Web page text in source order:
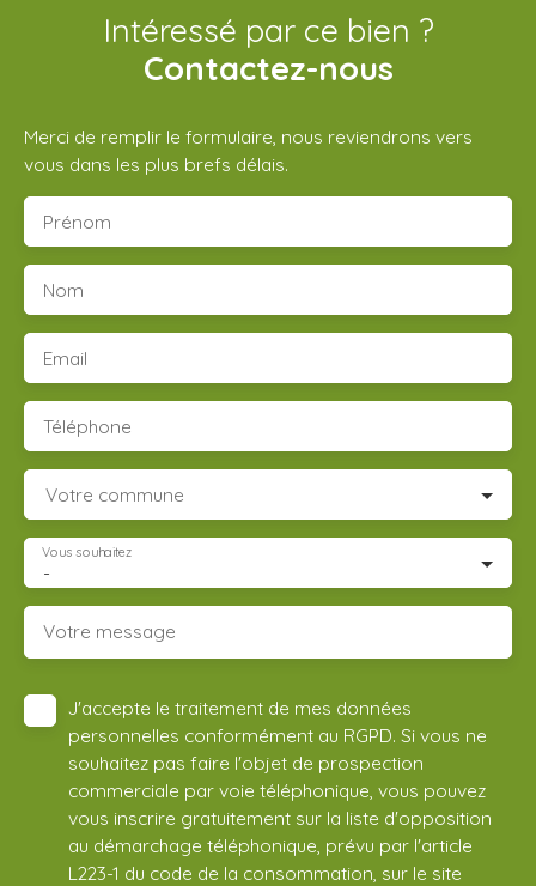
Intéressé par ce bien ?
Contactez-nous
Merci de remplir le formulaire, nous reviendrons vers
vous dans les plus brefs délais.
Prénom
Nom
Email
Téléphone
Votre commune
-
Vous souhaitez
Votre message
J'accepte le traitement de mes données
personnelles conformément au RGPD. Si vous ne
souhaitez pas faire l'objet de prospection
commerciale par voie téléphonique, vous pouvez
vous inscrire gratuitement sur la liste d'opposition
au démarchage téléphonique, prévu par l'article
L223-1 du code de la consommation, sur le site